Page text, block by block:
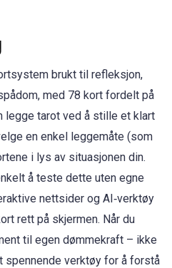
brukt til refleksjon,
med 78 kort fordelt på
legge tarot ved å stille et klart
en enkel leggemåte (som
i lys av situasjonen din.
å teste dette uten egne
nettsider og AI‑verktøy
rett på skjermen. Når du
til egen dømmekraft – ikke
spennende verktøy for å forstå